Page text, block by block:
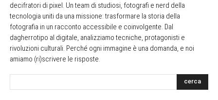
decifratori di pixel. Un team di studiosi, fotografi e nerd della
tecnologia uniti da una missione: trasformare la storia della
fotografia in un racconto accessibile e coinvolgente. Dal
dagherrotipo al digitale, analizziamo tecniche, protagonisti e
rivoluzioni culturali. Perché ogni immagine è una domanda, e noi
amiamo (ri)scrivere le risposte.
cerca